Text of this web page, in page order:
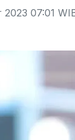
07:01